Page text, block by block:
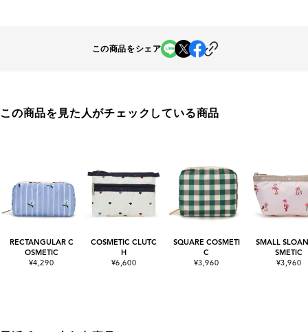
この商品をシェア
この商品を見た人がチェックしている商品
RECTANGULAR C
OSMETIC
¥4,290
COSMETIC CLUTC
H
¥6,600
SQUARE COSMETI
C
¥3,960
SMALL
SMETIC
¥3,960